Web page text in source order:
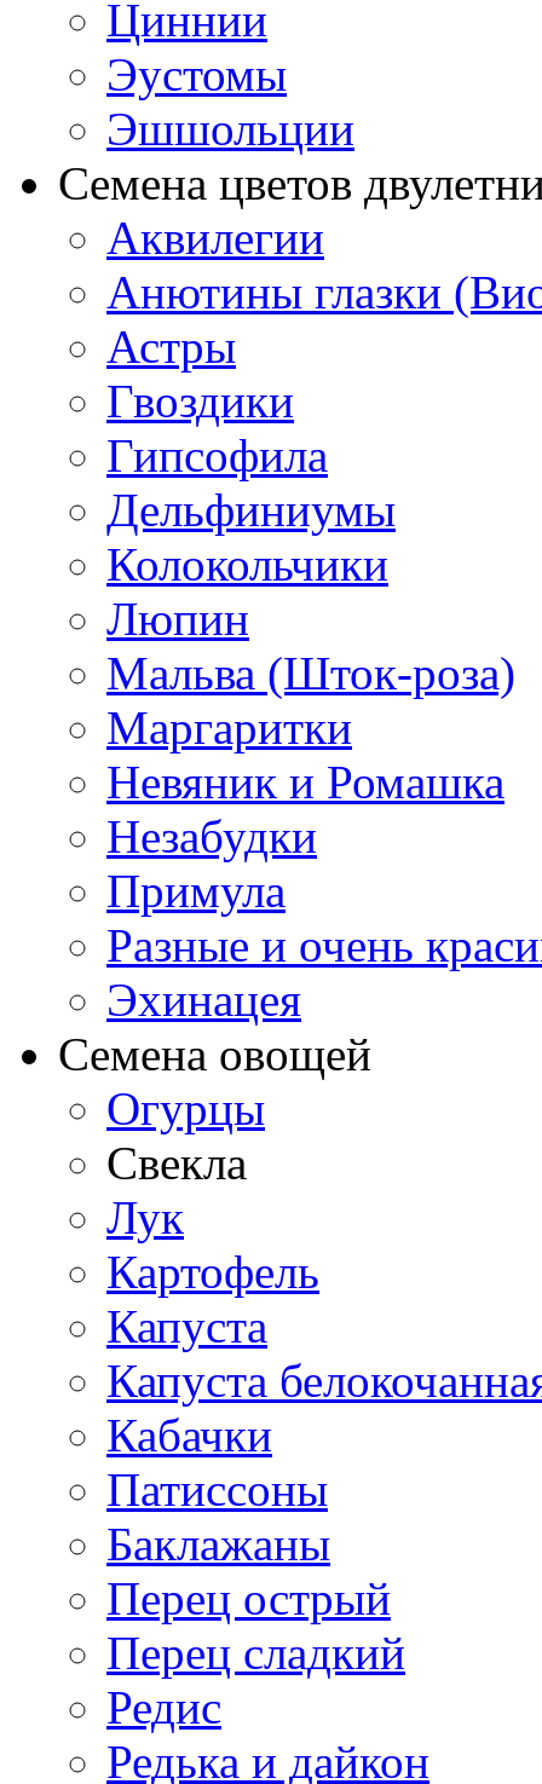
Циннии
Эустомы
Эшшольции
Семена цветов
Аквилегии
Анютины глазки
Астры
Гвоздики
Гипсофила
Дельфиниумы
Колокольчики
Люпин
Мальва (Шток-роза)
Маргаритки
Невяник и Ромашка
Незабудки
Примула
Разные и очень
Эхинацея
Семена овощей
Огурцы
Свекла
Лук
Картофель
Капуста
Капуста
Кабачки
Патиссоны
Баклажаны
Перец острый
Перец сладкий
Редис
Редька и дайкон